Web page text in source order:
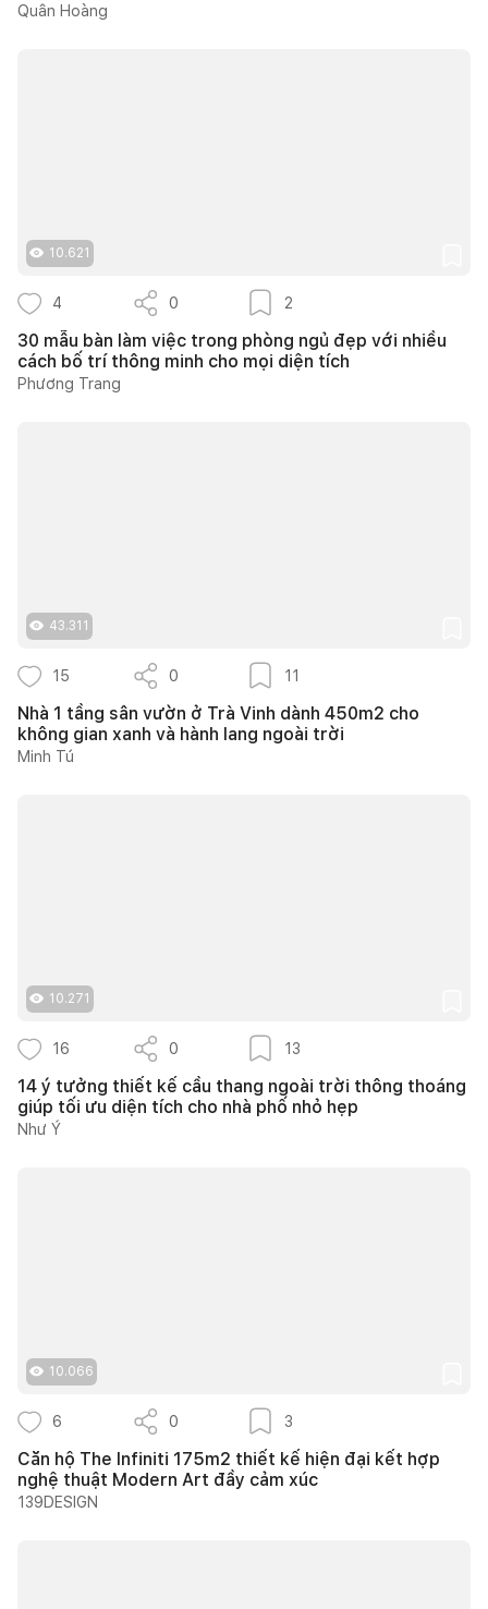
Quân Hoàng
10.621
4 0 2
30 mẫu bàn làm việc trong phòng ngủ đẹp với nhiều
cách bố trí thông minh cho mọi diện tích
Phương Trang
43.311
15 0 11
Nhà 1 tầng sân vườn ở Trà Vinh dành 450m2 cho
không gian xanh và hành lang ngoài trời
Minh Tú
10.271
16 0 13
14 ý tưởng thiết kế cầu thang ngoài trời thông thoáng
giúp tối ưu diện tích cho nhà phố nhỏ hẹp
Như Ý
10.066
6 0 3
Căn hộ The Infiniti 175m2 thiết kế hiện đại kết hợp
nghệ thuật Modern Art đầy cảm xúc
139DESIGN